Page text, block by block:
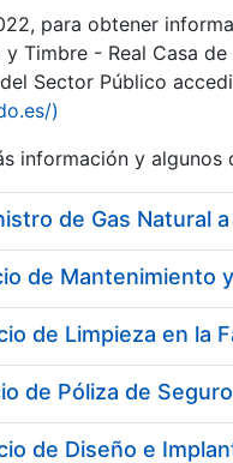
para obtener
Timbre - Real Casa
Sector Público
)
información y
de Gas Natural
de Limpieza en la
de Póliza de
de Diseño e